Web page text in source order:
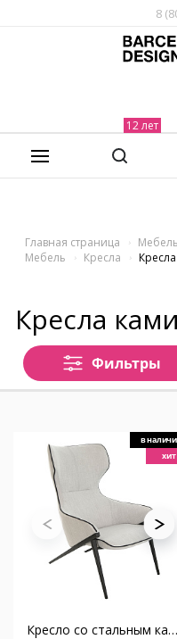
8
Главная страница
Мебель
Кресла
Кресла
Фильтры
в
хит
Кресло со стальным каркасом A125 /5009